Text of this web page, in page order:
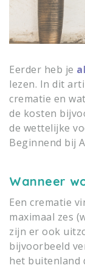
Eerder heb je
lezen. In dit
crematie en
de kosten
de wettelijke
Beginnend bij
Wanneer
Een crematie
maximaal zes
zijn er ook
bijvoorbeeld
het buitenland